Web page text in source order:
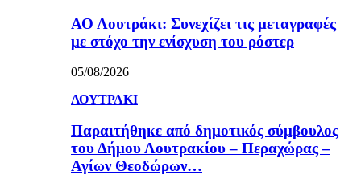
ΑΟ Λουτράκι: Συνεχίζει τις μεταγραφές
με στόχο την ενίσχυση του ρόστερ
05/08/2026
ΛΟΥΤΡΑΚΙ
Παραιτήθηκε από δημοτικός σύμβουλος
του Δήμου Λουτρακίου – Περαχώρας –
Αγίων Θεοδώρων…